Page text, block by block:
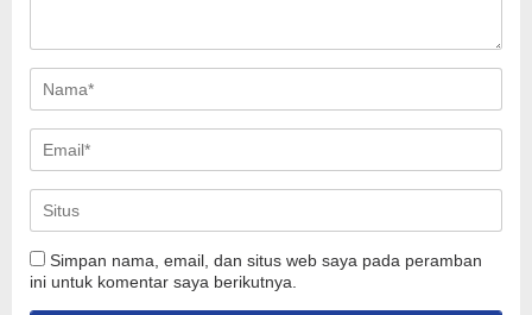
Simpan nama, email, dan situs web saya pada peramban
ini untuk komentar saya berikutnya.